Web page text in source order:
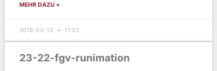
MEHR DAZU »
2018-03-13 11:33
23-22-fgv-runimation